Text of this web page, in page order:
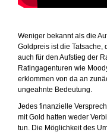
Weniger bekannt als die
Goldpreis ist die Tatsache,
auch für den Aufstieg der
Ratingagenturen wie
erklommen von da an
ungeahnte Bedeutung.
Jedes finanzielle
mit Gold hatten weder
tun. Die Möglichkeit des